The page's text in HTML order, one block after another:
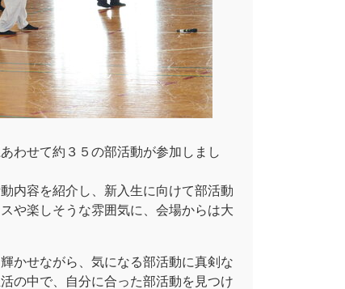
わせて約３５の部活動が参加しまし
内容を紹介し、新入生に向けて部活動
や楽しそうな雰囲気に、会場からは大
かせながら、気になる部活動に真剣な
の中で、自分に合った部活動を見つけ